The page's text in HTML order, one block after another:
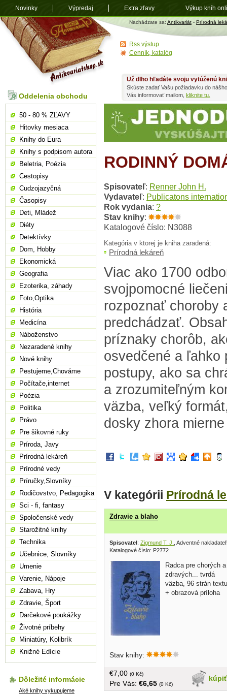
Antikvariát
shop.sk
Nachádzate sa: Antikvariát - Prírodná
RODINNÝ
Spisovateľ: Renner John H.
Vydavateľ: Publicatons
Rok vydania: ?
Stav knihy:
Katalogové číslo: N3088
Kategória v ktorej je kniha zaradená:
Prírodná lekáreň
Viac ako 1700
svojpomocné
rozpoznať choroby
predchádzať.
príznaky chorôb,
osvedčené a ľahko
postupy, ako sa
a zrozumiteľným
väzba, veľký
dosky zhora
V kategórii Prírodná
Zdravie a blaho
Spisovatel: Zigmund T. J.
, Adventné
Katalogové číslo: P2772
Radca pre chorých a
zdravých... tvrdá
väzba, 96 strán textu
+ obrazová príloha
Stav knihy:
kúpiť
€7,00 (0 Kč)
Pre Vás: €6,65 (0 Kč)
Už dlho hľadáte svoju vytúženú
Skúste zadať Vašu požiadavku do
Vás informovať mailom, kliknite tu.
Oddelenia obchodu
50 - 80 % ZĽAVY
Hitovky mesiaca
Knihy do Eura
Knihy s podpisom autora
Beletria, Poézia
Cestopisy
Cudzojazyčná
Časopisy
Deti, Mládež
Diéty
Detektívky
Dom, Hobby
Ekonomická
Geografia
Ezoterika, záhady
Foto,Optika
História
Medicína
Náboženstvo
Nezaradené knihy
Nové knihy
Pestujeme,Chováme
Počítače,internet
Poézia
Politika
Právo
Pre šikovné ruky
Príroda, Javy
Prírodná lekáreň
Prírodné vedy
Príručky,Slovníky
Rodičovstvo, Pedagogika
Sci - fi, fantasy
Spoločenské vedy
Starožitné knihy
Technika
Učebnice, Slovníky
Umenie
Varenie, Nápoje
Zabava, Hry
Zdravie, Šport
Darčekové poukážky
Životné príbehy
Miniatúry, Kolibrík
Knižné Edície
Dôležité informácie
Aké knihy vykupujeme
Rss výstup
Cenník, katalóg
Novinky Výpredaj Extra zľavy Výkup kníh